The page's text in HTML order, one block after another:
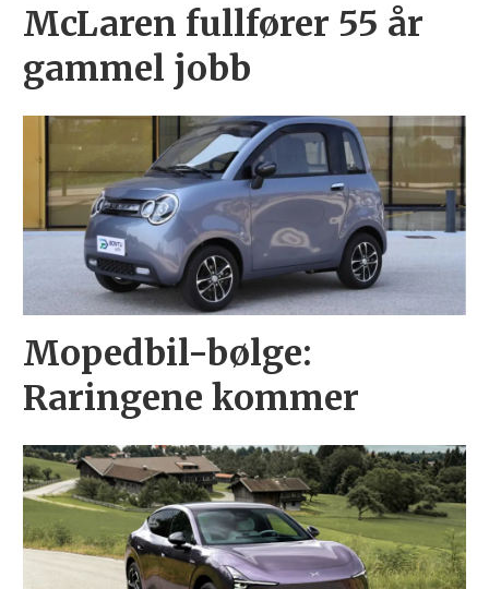
McLaren fullfører 55 år
gammel jobb
Mopedbil-bølge:
Raringene kommer